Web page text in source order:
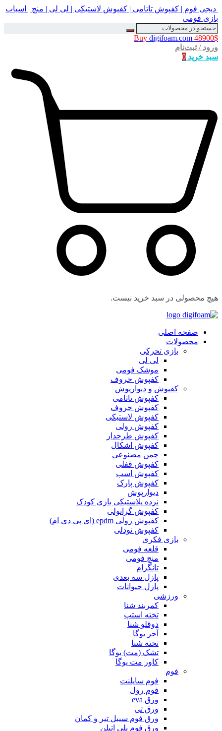
دیجی فوم | کفپوش تاتامی | کفپوش لاستیکی | لی لی | منچ | اسباب
بازی فومی
Buy digifoam.com 48900$
ورود / ثبت‌نام
سبد خرید 0
هیچ محصولی در سبد خرید نیست.
صفحه اصلی
محصولات
بازی تحرکی
لی لی
موشک فومی
کفپوش حروف
کفپوش و دیوارپوش
کفپوش تاتامی
کفپوش حروف
کفپوش لاستیکی
کفپوش رولی
کفپوش طرحدار
کفپوش اشکال
چمن مصنوعی
کفپوش قفلی
کفپوش اسب
کفپوش پارک
دیوارپوش
نرده پلاستیکی بازی کودک
کفپوش گرانولی
کفپوش رولی epdm (ای پی دی ام)
کفپوش نودلی
بازی فکری
قلعه فومی
منچ فومی
تانگرام
پازل سه بعدی
پازل حیوانات
ورزشی
کمربند شنا
تخته استپ
دوقلو شنا
آجر یوگا
تخته شنا
تشک (مت) یوگا
کاور مت یوگا
فوم
فوم سایلنت
فوم رول
ورق eva
ورق تی
ورق فوم سیبل تیر و کمان
ورق فوم پلی اتیلن